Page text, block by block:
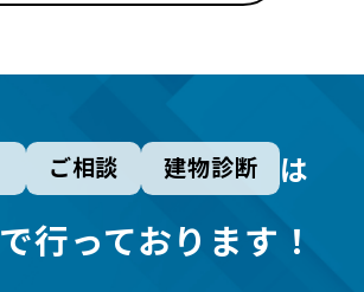
ご相談 建物診断 は
で行っております！